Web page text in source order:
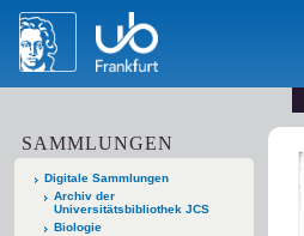
SAMMLUNGEN
Digitale Sammlungen
Archiv der
Universitätsbibliothek JCS
Biologie